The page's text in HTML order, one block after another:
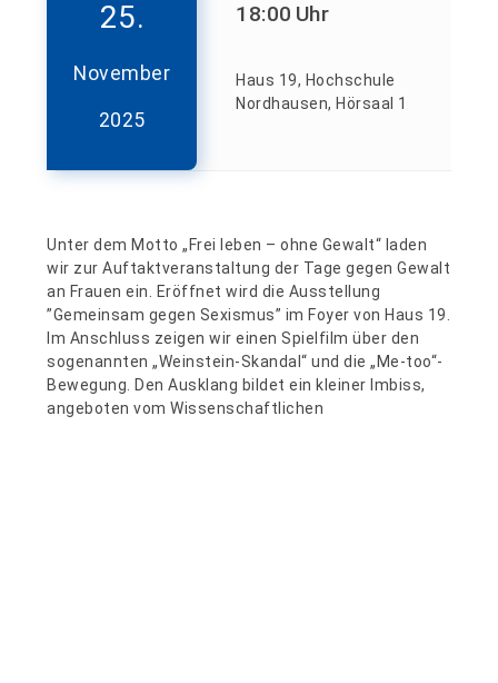
25.
November
2025
18:00 Uhr
Haus 19, Hochschule
Nordhausen, Hörsaal 1
Unter dem Motto „Frei leben – ohne Gewalt“ laden
wir zur Auftaktveranstaltung der Tage gegen Gewalt
an Frauen ein. Eröffnet wird die Ausstellung
”Gemeinsam gegen Sexismus” im Foyer von Haus 19.
Im Anschluss zeigen wir einen Spielfilm über den
sogenannten „Weinstein-Skandal“ und die „Me-too“-
Bewegung. Den Ausklang bildet ein kleiner Imbiss,
angeboten vom Wissenschaftlichen